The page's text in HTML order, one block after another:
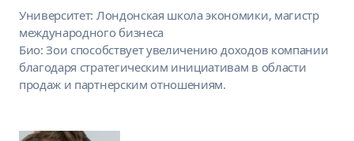
Университет: Лондонская школа экономики, магистр
международного бизнеса
Био: Зои способствует увеличению доходов компании
благодаря стратегическим инициативам в области
продаж и партнерским отношениям.